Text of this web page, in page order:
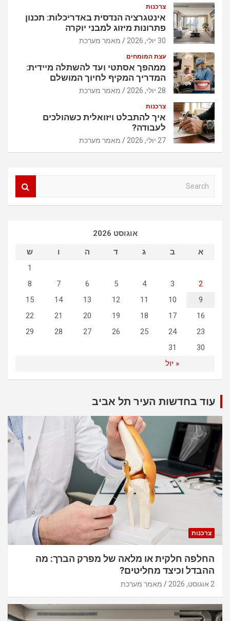
צרכנות
אינטגרציה הנדסית באדריכלות: תכנון
פתרונות מיזוג למבני יוקרה
30 יולי, 2026 מאמר מערכת
עצת המומחים
ממהפך אסתטי ועד להשתלה מיידית:
המדריך המקיף לחיוך המושלם
28 יולי, 2026 מאמר מערכת
צרכנות
איך להתבלט ויזואלית כשהולכים
לעבודה?
27 יולי, 2026 מאמר מערכת
אוגוסט 2026
א
ב ג ד ה ו ש
« יול
1
2
3
4
5
6
7
8
9
10
11
12
13
14
15
16
17
18
19
20
21
22
23
24
25
26
27
28
29
30
31
עוד בחדשות העיר תל אביב
צרכנות
החלפה חלקית או מלאה של מפרק הברך: מה
ההבדל וכיצד מחליטים?
2 אוגוסט, 2026 מאמר מערכת